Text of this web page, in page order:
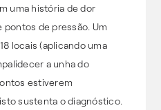
uma história de dor
pontos de pressão. Um
locais (aplicando uma
a unha do
estiverem
sustenta o diagnóstico.